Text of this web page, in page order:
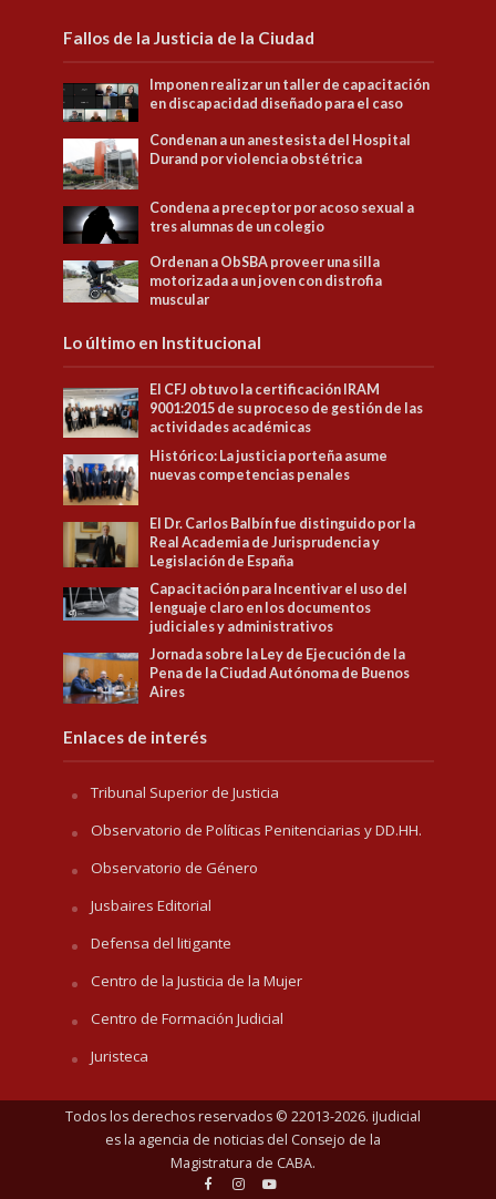
Fallos de la Justicia de la Ciudad
Imponen realizar un taller de capacitación
en discapacidad diseñado para el caso
Condenan a un anestesista del Hospital
Durand por violencia obstétrica
Condena a preceptor por acoso sexual a
tres alumnas de un colegio
Ordenan a ObSBA proveer una silla
motorizada a un joven con distrofia
muscular
Lo último en Institucional
El CFJ obtuvo la certificación IRAM
9001:2015 de su proceso de gestión de las
actividades académicas
Histórico: La justicia porteña asume
nuevas competencias penales
El Dr. Carlos Balbín fue distinguido por la
Real Academia de Jurisprudencia y
Legislación de España
Capacitación para Incentivar el uso del
lenguaje claro en los documentos
judiciales y administrativos
Jornada sobre la Ley de Ejecución de la
Pena de la Ciudad Autónoma de Buenos
Aires
Enlaces de interés
Tribunal Superior de Justicia
Observatorio de Políticas Penitenciarias y DD.HH.
Observatorio de Género
Jusbaires Editorial
Defensa del litigante
Centro de la Justicia de la Mujer
Centro de Formación Judicial
Juristeca
Todos los derechos reservados © 22013-2026. iJudicial
es la agencia de noticias del Consejo de la
Magistratura de CABA.